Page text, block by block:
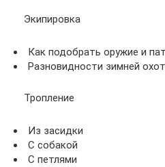
Экипировка
Как подобрать оружие и
Разновидности зимней
Тропление
Из засидки
С собакой
С петлями